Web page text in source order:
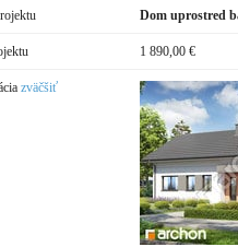
Dom uprostred
1 890,00 €
zväčšiť